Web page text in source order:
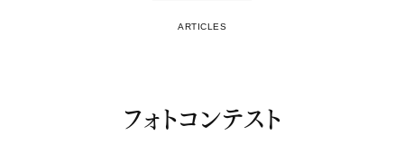
ARTICLES
フォトコンテスト